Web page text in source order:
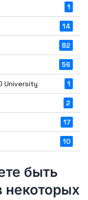
1
14
82
56
University 1
2
17
10
быть
некоторых